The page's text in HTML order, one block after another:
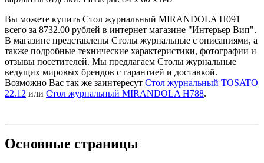
Вы можете купить Стол журнальный MIRANDOLA H091
всего за 8732.00 рублей в интернет магазине "Интерьер Вип".
В магазине представлены Столы журнальные с описаниями, а
также подробные технические характеристики, фотографии и
отзывы посетителей. Мы предлагаем Столы журнальные
ведущих мировых брендов с гарантией и доставкой.
Возможно Вас так же заинтересут Стол журнальный TOSATO
22.12 или Стол журнальный MIRANDOLA H788.
Основные страницы